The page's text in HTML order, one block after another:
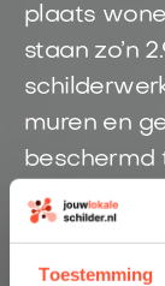
Toestemming
plaats
staan zo’n
muren en
beschermd
doet één